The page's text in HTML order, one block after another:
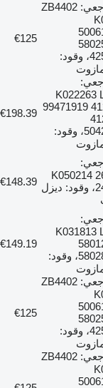
رقم مرجعي: ZB4402
42548333، وقود:
€125
K022263
99471919
504293730، وقود:
€198.39
K050214
2447827، وقود: ديزل €148.39
K031813
5802814289، وقود:
€149.19
رقم مرجعي: ZB4402
42548333، وقود:
€125
رقم مرجعي: ZB4402